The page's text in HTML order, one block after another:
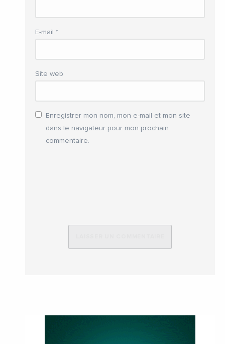
E-mail *
Site web
Enregistrer mon nom, mon e-mail et mon site
dans le navigateur pour mon prochain
commentaire.